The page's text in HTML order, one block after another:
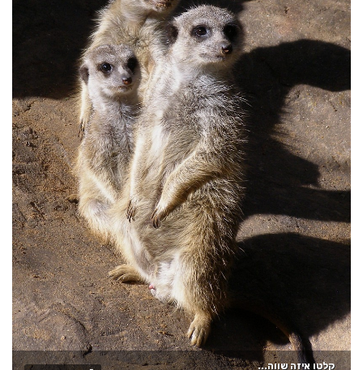
קלטו איזה שווה...